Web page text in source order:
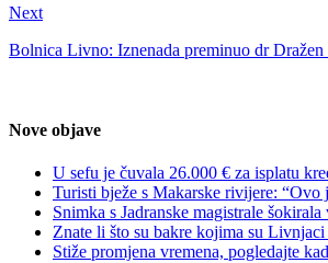
Next
Bolnica Livno: Iznenada preminuo dr
Nove objave
U sefu je čuvala 26.000 € za isplatu
Turisti bježe s Makarske rivijere: “Ovo
Snimka s Jadranske magistrale
Znate li što su bakre kojima su
Stiže promjena vremena, pogledajte